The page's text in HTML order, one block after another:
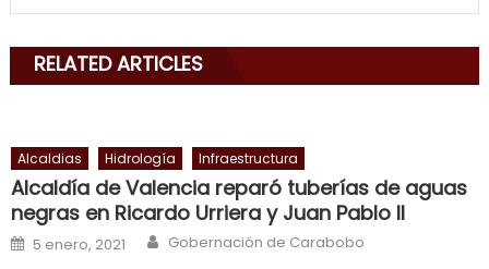
mouth
will
smith
is
cuckold,
RELATED ARTICLES
Alcaldias Hidrología Infraestructura
Alcaldía de Valencia reparó tuberías de aguas
negras en Ricardo Urriera y Juan Pablo II
Posted on
5 enero, 2021 Author
Gobernación de Carabobo